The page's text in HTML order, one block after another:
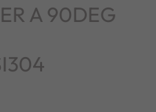
A 90DEG